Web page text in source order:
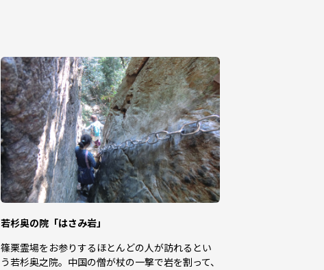
若杉奥の院「はさみ岩」
篠栗霊場をお参りするほとんどの人が訪れるとい
う若杉奥之院。中国の僧が杖の一撃で岩を割って、